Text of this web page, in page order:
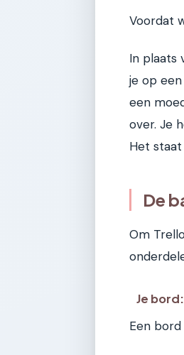
Voordat
In plaats
je op
een
over. Je
Het
De
Om
Je
Een